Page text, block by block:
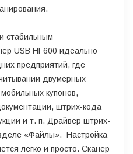
стабильным
USB HF600 идеально
предприятий, где
двумерных
купонов,
штрих-кода
и т. п. Драйвер штрих-
«Файлы». Настройка
легко и просто. Сканер